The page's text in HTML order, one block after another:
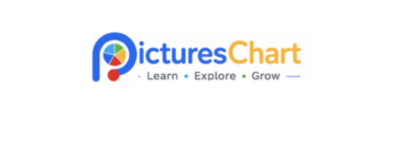
hành động theo cảm xúc. Nếu chuyển sang ví lạnh, đây là tín
hiệu tích cực cho xu hướng dài hạn.